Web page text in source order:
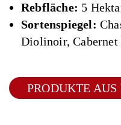
Rebfläche: 5
Sortenspiegel:
Diolinoir, Cabernet
PRODUKTE